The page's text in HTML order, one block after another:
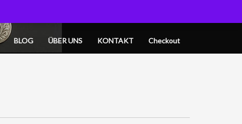
BLOG ÜBER UNS KONTAKT Checkout